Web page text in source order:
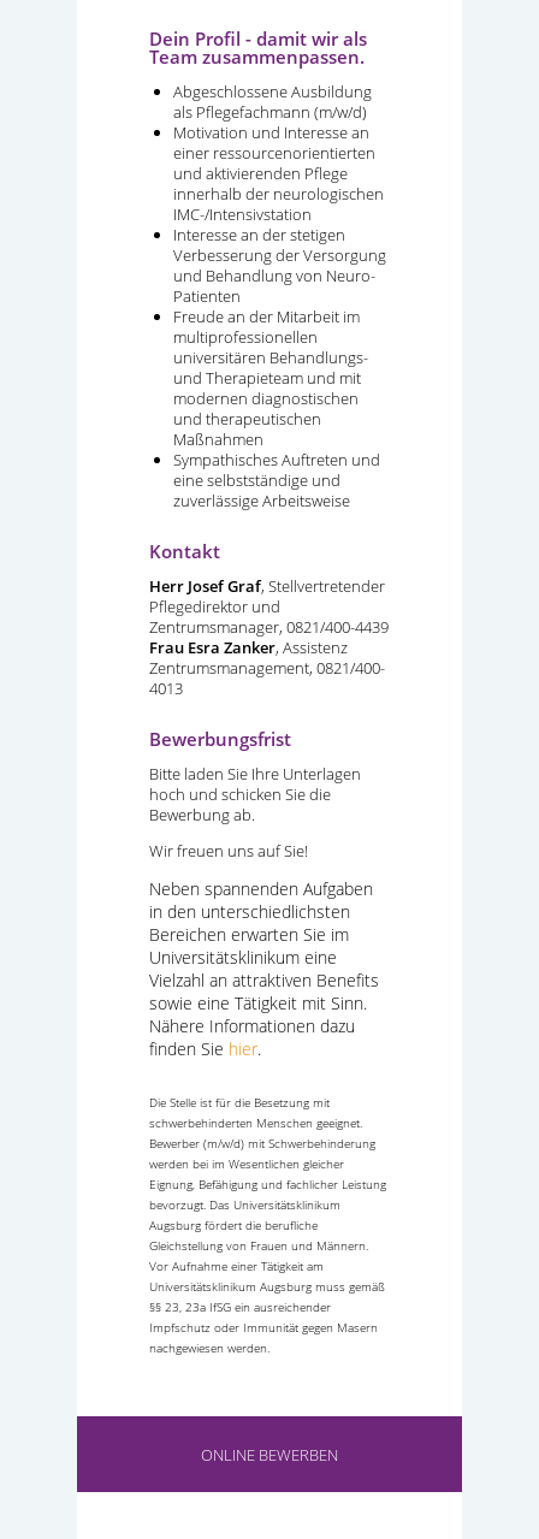
Dein Profil - damit wir als
Team zusammenpassen.
Abgeschlossene Ausbildung
als Pflegefachmann (m/w/d)
Motivation und Interesse an
einer ressourcenorientierten
und aktivierenden Pflege
innerhalb der neurologischen
IMC-/Intensivstation
Interesse an der stetigen
Verbesserung der Versorgung
und Behandlung von Neuro-
Patienten
Freude an der Mitarbeit im
multiprofessionellen
universitären Behandlungs-
und Therapieteam und mit
modernen diagnostischen
und therapeutischen
Maßnahmen
Sympathisches Auftreten und
eine selbstständige und
zuverlässige Arbeitsweise
Kontakt
Herr Josef Graf, Stellvertretender
Pflegedirektor und
Zentrumsmanager, 0821/400-4439
Frau Esra Zanker, Assistenz
Zentrumsmanagement, 0821/400-
4013
Bewerbungsfrist
Bitte laden Sie Ihre Unterlagen
hoch und schicken Sie die
Bewerbung ab.
Wir freuen uns auf Sie!
Neben spannenden Aufgaben
in den unterschiedlichsten
Bereichen erwarten Sie im
Universitätsklinikum eine
Vielzahl an attraktiven Benefits
sowie eine Tätigkeit mit Sinn.
Nähere Informationen dazu
finden Sie hier.
Die Stelle ist für die Besetzung mit
schwerbehinderten Menschen geeignet.
Bewerber (m/w/d) mit Schwerbehinderung
werden bei im Wesentlichen gleicher
Eignung, Befähigung und fachlicher Leistung
bevorzugt. Das Universitätsklinikum
Augsburg fördert die berufliche
Gleichstellung von Frauen und Männern.
Vor Aufnahme einer Tätigkeit am
Universitätsklinikum Augsburg muss gemäß
§§ 23, 23a IfSG ein ausreichender
Impfschutz oder Immunität gegen Masern
nachgewiesen werden.
ONLINE BEWERBEN